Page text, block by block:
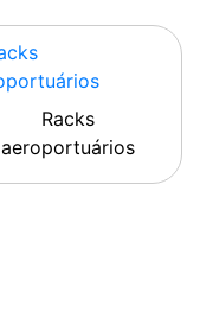
Racks
aeroportuários